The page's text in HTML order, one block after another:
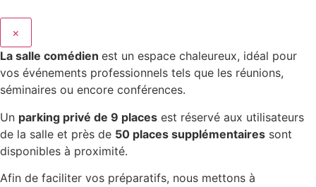
×
La salle comédien est un espace chaleureux, idéal pour
vos événements professionnels tels que les réunions,
séminaires ou encore conférences.
Un parking privé de 9 places est réservé aux utilisateurs
de la salle et près de 50 places supplémentaires sont
disponibles à proximité.
Afin de faciliter vos préparatifs, nous mettons à